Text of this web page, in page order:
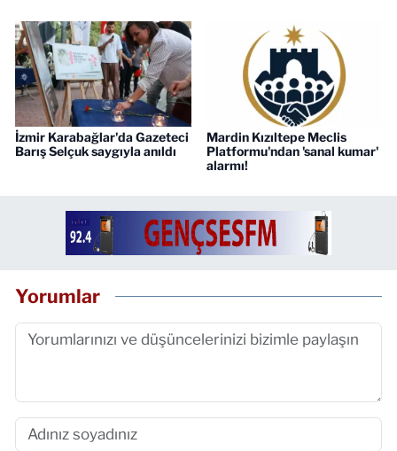
İzmir Karabağlar'da Gazeteci
Barış Selçuk saygıyla anıldı
Mardin Kızıltepe Meclis
Platformu'ndan 'sanal kumar'
alarmı!
Yorumlar